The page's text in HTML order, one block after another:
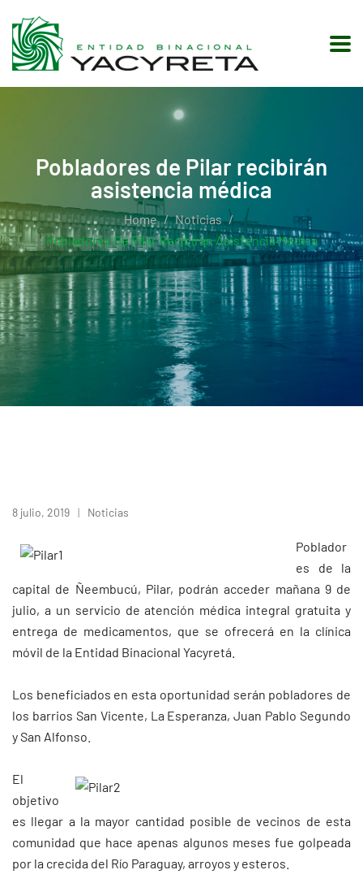
Pobladores de Pilar recibirán
asistencia médica
Home
Noticias
Pobladores De Pilar Recibirán Asistencia Médica
8 julio, 2019 Noticias
Poblador
es de la
capital de Ñeembucú, Pilar, podrán acceder mañana 9 de
julio, a un servicio de atención médica integral gratuita y
entrega de medicamentos, que se ofrecerá en la clínica
móvil de la Entidad Binacional Yacyretá.
Los beneficiados en esta oportunidad serán pobladores de
los barrios San Vicente, La Esperanza, Juan Pablo Segundo
y San Alfonso.
El
objetivo
es llegar a la mayor cantidad posible de vecinos de esta
comunidad que hace apenas algunos meses fue golpeada
por la crecida del Río Paraguay, arroyos y esteros.